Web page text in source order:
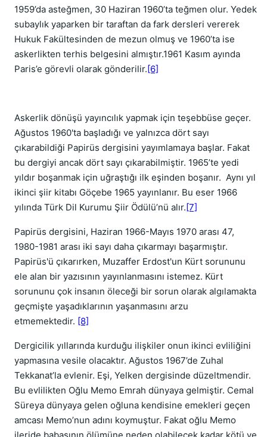
1959’da asteğmen, 30 Haziran 1960’ta teğmen olur. Yedek
subaylık yaparken bir taraftan da fark dersleri vererek
Hukuk Fakültesinden de mezun olmuş ve 1960’ta ise
askerlikten terhis belgesini almıştır.1961 Kasım ayında
Paris’e görevli olarak gönderilir.[6]
Askerlik dönüşü yayıncılık yapmak için teşebbüse geçer.
Ağustos 1960'ta başladığı ve yalnızca dört sayı
çıkarabildiği Papirüs dergisini yayımlamaya başlar. Fakat
bu dergiyi ancak dört sayı çıkarabilmiştir. 1965’te yedi
yıldır boşanmak için uğraştığı ilk eşinden boşanır. Aynı yıl
ikinci şiir kitabı Göçebe 1965 yayınlanır. Bu eser 1966
yılında Türk Dil Kurumu Şiir Ödülü’nü alır.[7]
Papirüs dergisini, Haziran 1966-Mayıs 1970 arası 47,
1980-1981 arası iki sayı daha çıkarmayı başarmıştır.
Papirüs'ü çıkarırken, Muzaffer Erdost'un Kürt sorununu
ele alan bir yazısının yayınlanmasını istemez. Kürt
sorununu çok insanın öleceği bir sorun olarak algılamakta
geçmişte yaşadıklarının yaşanmasını arzu
etmemektedir. [8]
Dergicilik yıllarında kurduğu ilişkiler onun ikinci evliliğini
yapmasına vesile olacaktır. Ağustos 1967’de Zuhal
Tekkanat’la evlenir. Eşi, Yelken dergisinde düzeltmendir.
Bu evlilikten Oğlu Memo Emrah dünyaya gelmiştir. Cemal
Süreya dünyaya gelen oğluna kendisine emekleri geçen
amcası Memo’nun adını koymuştur. Fakat oğlu Memo